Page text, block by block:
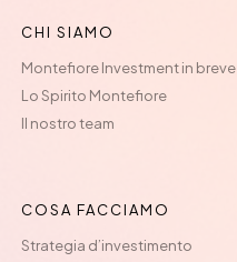
CHI SIAMO
Montefiore Investment in breve
Lo Spirito Montefiore
Il nostro team
COSA FACCIAMO
Strategia d’investimento